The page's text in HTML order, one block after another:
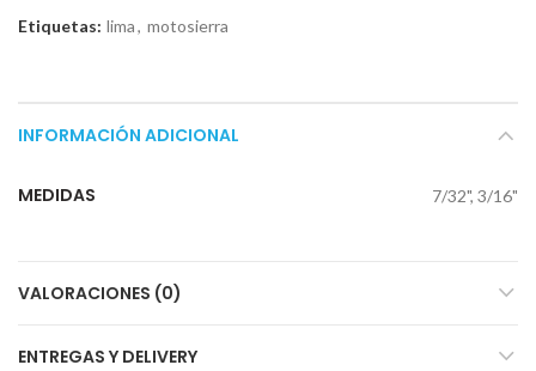
Etiquetas: lima, motosierra
INFORMACIÓN ADICIONAL
MEDIDAS 7/32", 3/16"
VALORACIONES (0)
ENTREGAS Y DELIVERY